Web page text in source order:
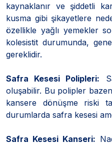
kaynaklanır ve şiddetli
kusma gibi şikayetlere
özellikle yağlı yemekler
kolesistit durumunda,
gereklidir.
Safra Kesesi Polipleri:
oluşabilir. Bu polipler
kansere dönüşme riski
durumlarda safra kesesi
Safra Kesesi Kanseri: